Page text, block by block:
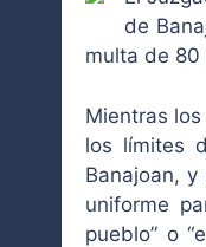
de
multa de 80
Mientras
los límites
Banajoan,
uniforme
pueblo” o